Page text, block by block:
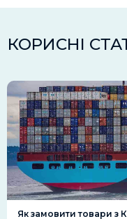
КОРИСНІ
Як замовити товари з